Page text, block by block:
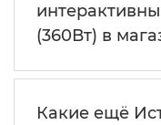
(360Вт) в
Какие ещё